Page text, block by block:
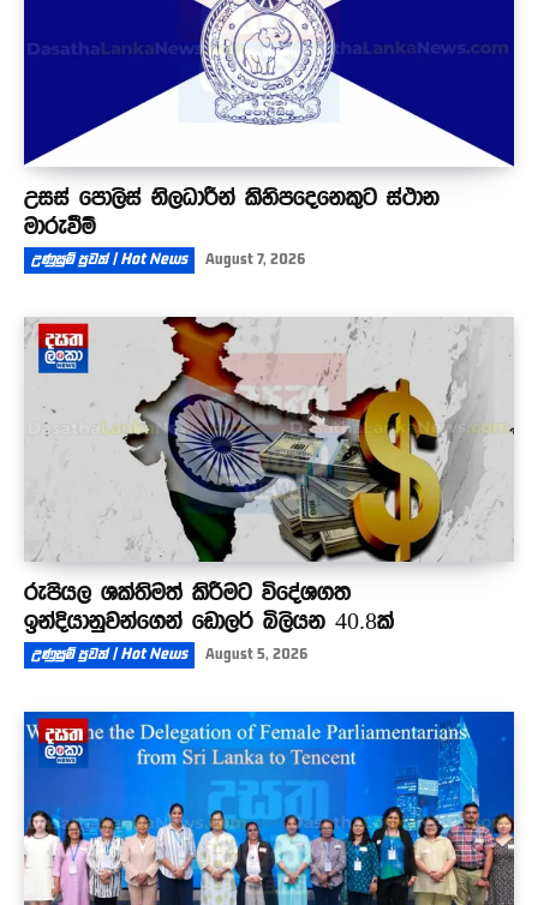
උසස් පොලිස් නිලධාරීන් කිහිපදෙනෙකුට ස්ථාන
මාරුවීම්
උණුසුම් පුවත් | Hot News August 7, 2026
රුපියල ශක්තිමත් කිරීමට විදේශගත
ඉන්දියානුවන්ගෙන් ඩොලර් බිලියන 40.8ක්
උණුසුම් පුවත් | Hot News August 5, 2026